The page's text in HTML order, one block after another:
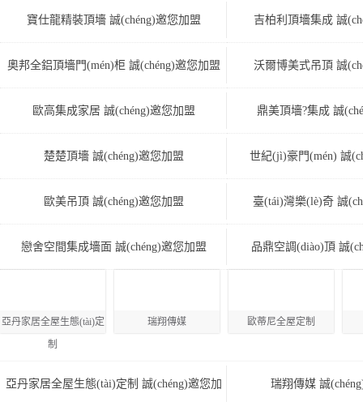
寶仕龍精裝頂墻 誠(chéng)邀您加盟 吉柏利頂墻集成 誠
奧邦全鋁頂墻門(mén)柜 誠(chéng)邀您加盟 沃爾博美式吊頂 誠
歐高集成家居 誠(chéng)邀您加盟 鼎美頂墻?集成 誠
楚楚頂墻 誠(chéng)邀您加盟 世紀(jì)豪門(mén) 誠
歐美吊頂 誠(chéng)邀您加盟 臺(tái)灣樂(lè)奇 誠
戀舍空間集成墻面 誠(chéng)邀您加盟 品鼎空調(diào)頂 誠
亞丹家居全屋生態(tài)定
制
瑞翔傳媒 歐蒂尼全屋定制
亞丹家居全屋生態(tài)定制 誠(chéng)邀您加 瑞翔傳媒 誠